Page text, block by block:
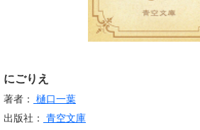
にごりえ
著者：
樋口一葉
出版社：
青空文庫